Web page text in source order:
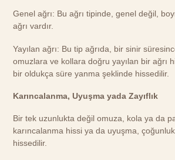
Genel ağrı: Bu ağrı tipinde, genel değil,
ağrı vardır.
Yayılan ağrı: Bu tip ağrıda, bir sinir
omuzlara ve kollara doğru yayılan bir ağrı
bir oldukça süre yanma şeklinde hissedilir.
Karıncalanma, Uyuşma yada Zayıflık
Bir tek uzunlukta değil omuza, kola ya da
karıncalanma hissi ya da uyuşma,
hissedilir.